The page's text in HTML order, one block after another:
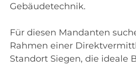
Gebäudetechnik.
Für diesen Mandanten
Rahmen einer
Standort Siegen, die ideale